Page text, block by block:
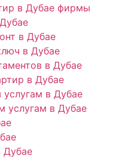
в Дубае фирмы
в Дубае
в Дубае
в Дубае
в Дубае
в Дубае
услугам в Дубае
Дубае